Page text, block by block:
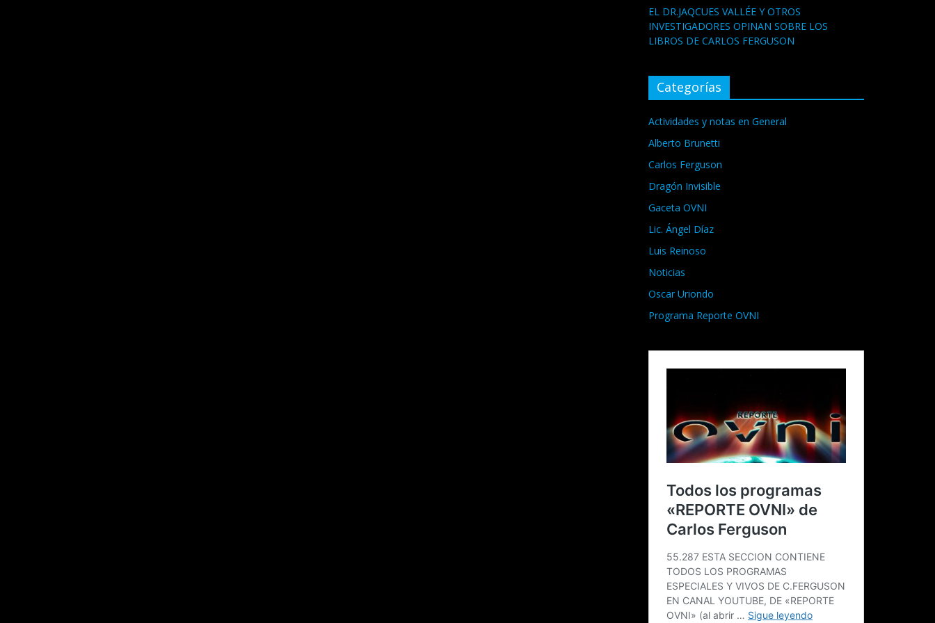
EL DR.JAQCUES VALLÉE Y OTROS
INVESTIGADORES OPINAN SOBRE LOS
LIBROS DE CARLOS FERGUSON
Categorías
Actividades y notas en General
Alberto Brunetti
Carlos Ferguson
Dragón Invisible
Gaceta OVNI
Lic. Ángel Díaz
Luis Reinoso
Noticias
Oscar Uriondo
Programa Reporte OVNI